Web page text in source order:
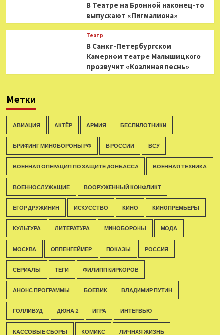
В Театре на Бронной наконец-то
выпускают «Пигмалиона»
Театр
В Санкт-Петербургском
Камерном театре Малышицкого
прозвучит «Козлиная песнь»
Метки
АВИАЦИЯ АКТЁР АРМИЯ БЕСПИЛОТНИКИ
БРИФИНГ МИНОБОРОНЫ РФ В РОССИИ ВСУ
ВОЕННАЯ ОПЕРАЦИЯ ПО ЗАЩИТЕ ДОНБАССА ВОЕННАЯ ТЕХНИКА
ВОЕННОСЛУЖАЩИЕ ВООРУЖЕННЫЙ КОНФЛИКТ
ЕГОР ДРУЖИНИН ИСКУССТВО КИНО КИНОПРЕМЬЕРЫ
КУЛЬТУРА ЛИТЕРАТУРА МИНОБОРОНЫ МОДА
МОСКВА ОППЕНГЕЙМЕР ПОКАЗЫ РОССИЯ
СЕРИАЛЫ ТЕГИ ФИЛИПП КИРКОРОВ
АНОНС ПРОГРАММЫ БОЕВИК ВЛАДИМИР ПУТИН
ГОЛЛИВУД ДЮНА 2 ИГРА ИНТЕРВЬЮ
КАССОВЫЕ СБОРЫ КОМИКС ЛИЧНАЯ ЖИЗНЬ